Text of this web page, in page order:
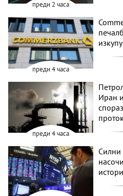
преди 2 часа
преди 4 часа
преди 4 часа
Иран
Силни